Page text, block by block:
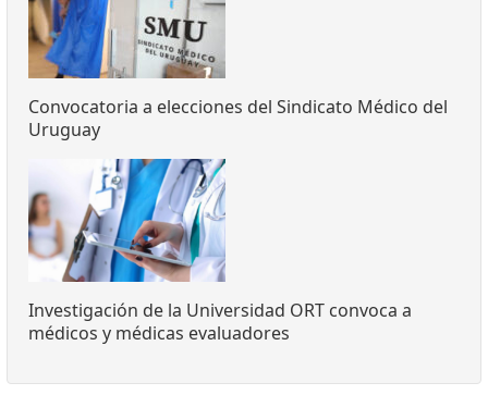
Convocatoria a elecciones del Sindicato Médico del
Uruguay
Investigación de la Universidad ORT convoca a
médicos y médicas evaluadores